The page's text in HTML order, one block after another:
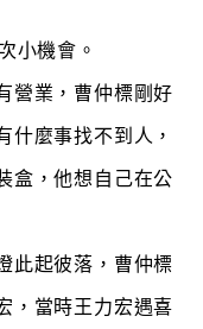
小機會。
營業，曹仲標剛好
什麼事找不到人，
盒，他想自己在公
此起彼落，曹仲標
，當時王力宏遇喜